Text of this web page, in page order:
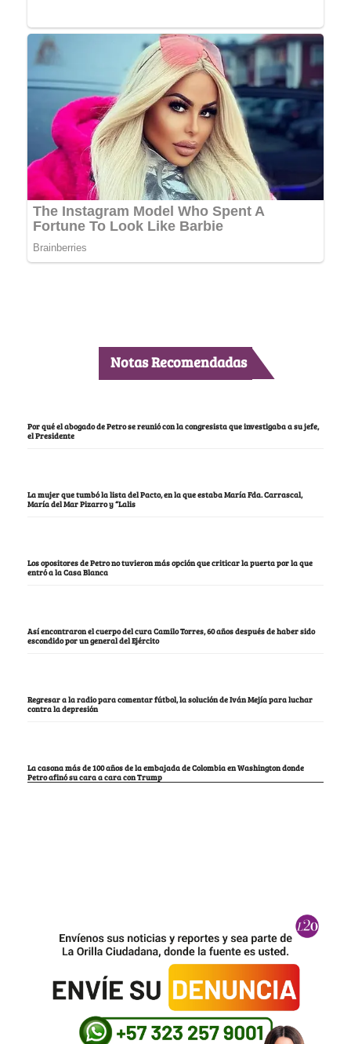
Notas Recomendadas
Por qué el abogado de Petro se reunió con la congresista que investigaba a su jefe,
el Presidente
La mujer que tumbó la lista del Pacto, en la que estaba María Fda. Carrascal,
María del Mar Pizarro y “Lalis
Los opositores de Petro no tuvieron más opción que criticar la puerta por la que
entró a la Casa Blanca
Así encontraron el cuerpo del cura Camilo Torres, 60 años después de haber sido
escondido por un general del Ejército
Regresar a la radio para comentar fútbol, la solución de Iván Mejía para luchar
contra la depresión
La casona más de 100 años de la embajada de Colombia en Washington donde
Petro afinó su cara a cara con Trump